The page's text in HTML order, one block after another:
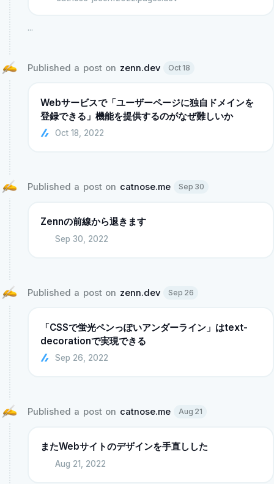
...
Published a post on zenn.dev Oct 18
Webサービスで「ユーザーページに独自ドメインを
登録できる」機能を提供するのがなぜ難しいか
Oct 18, 2022
Published a post on catnose.me Sep 30
Zennの前線から退きます
Sep 30, 2022
Published a post on zenn.dev Sep 26
「CSSで蛍光ペンっぽいアンダーライン」はtext-
decorationで実現できる
Sep 26, 2022
Published a post on catnose.me Aug 21
またWebサイトのデザインを手直しした
Aug 21, 2022